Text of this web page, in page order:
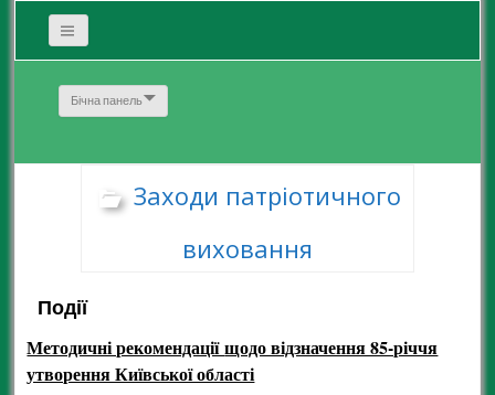
Бічна панель
Заходи патріотичного
виховання
Події
Методичні рекомендаціїщодо відзначення 85-річчя
утворення Київської області